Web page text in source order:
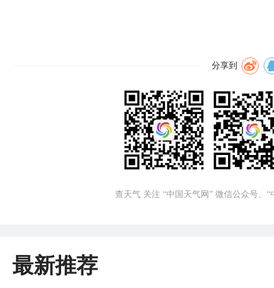
分享到
查天气 关注 “中国天气网” 微信公众号、
最新推荐